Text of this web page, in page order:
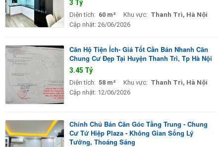
3 Tỷ
Diện tích: 60 m² Khu vực: Thanh Trì, Hà Nội
Cập nhật: 26/06/2026
Căn Hộ Tiện Ích- Giá Tốt Cần Bán Nhanh Căn
Chung Cư Đẹp Tại Huyện Thanh Trì, Tp Hà Nội
3.45 Tỷ
Diện tích: 58 m² Khu vực: Thanh Trì, Hà Nội
Cập nhật: 12/06/2026
Chính Chủ Bán Căn Góc Tầng Trung - Chung
Cư Tứ Hiệp Plaza - Không Gian Sống Lý
Tưởng, Thoáng Sáng